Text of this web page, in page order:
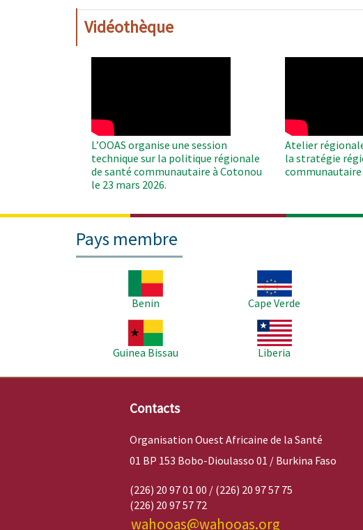
Vidéothèque
L’OOAS organise une session
technique sur la politique régionale
de santé communautaire à Cotonou
le 23 mars 2026.
Atelier
la stratégie
communautaire
Pays membre
Benin
Cape Verde
Guinea Bissau
Liberia
Contacts
Organisation Ouest Africaine de la Santé
01 BP 153 Bobo-Dioulasso 01 / Burkina Faso
(226) 20 97 01 00 / (226) 20 97 57 75
(226) 20 97 57 72
wahooas@wahooas.org